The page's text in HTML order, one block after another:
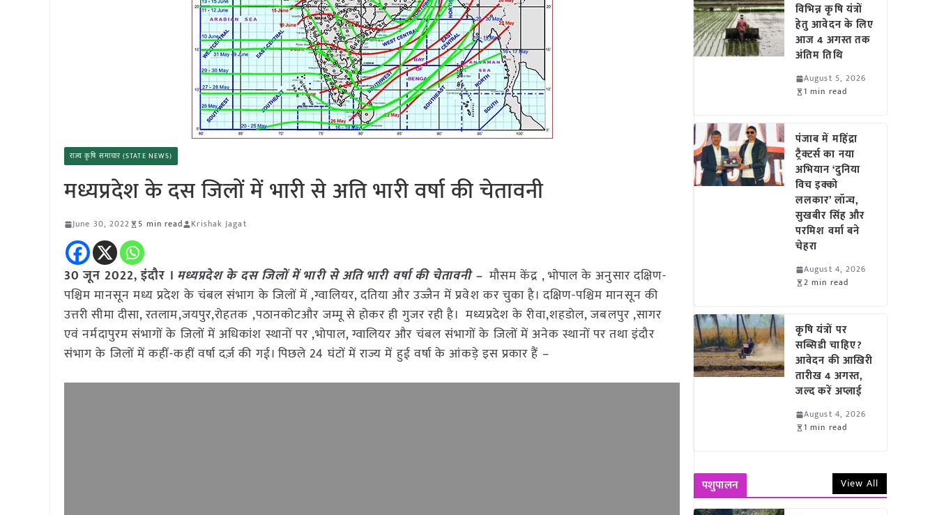
राज्य कृषि समाचार (STATE NEWS)
मध्यप्रदेश के दस जिलों में भारी से अति भारी वर्षा की चेतावनी
June 30, 2022 5 min read Krishak Jagat
30 जून 2022, इंदौर । मध्यप्रदेश के दस जिलों में भारी से अति भारी वर्षा की चेतावनी –मौसम केंद्र , भोपाल के अनुसार दक्षिण-
पश्चिम मानसून मध्य प्रदेश के चंबल संभाग के जिलों में ,ग्वालियर, दतिया और उज्जैन में प्रवेश कर चुका है। दक्षिण-पश्चिम मानसून की
उत्तरी सीमा दीसा, रतलाम,जयपुर,रोहतक ,पठानकोटऔर जम्मू से होकर ही गुजर रही है। मध्यप्रदेश के रीवा,शहडोल, जबलपुर ,सागर
एवं नर्मदापुरम संभागों के जिलों में अधिकांश स्थानों पर ,भोपाल, ग्वालियर और चंबल संभागों के जिलों में अनेक स्थानों पर तथा इंदौर
संभाग के जिलों में कहीं-कहीं वर्षा दर्ज़ की गई। पिछले 24 घंटों में राज्य में हुई वर्षा के आंकड़े इस प्रकार हैं –
विभिन्न कृषि यंत्रों
हेतु आवेदन के लिए
आज 4 अगस्त तक
अंतिम तिथि
August 5, 2026
1 min read
पंजाब में महिंद्रा
ट्रैक्टर्स का नया
अभियान ‘दुनिया
विच इक्को
ललकार’ लॉन्च,
सुखबीर सिंह और
परमिश वर्मा बने
चेहरा
August 4, 2026
2 min read
कृषि यंत्रों पर
सब्सिडी चाहिए?
आवेदन की आखिरी
तारीख 4 अगस्त,
जल्द करें अप्लाई
August 4, 2026
1 min read
पशुपालन View All